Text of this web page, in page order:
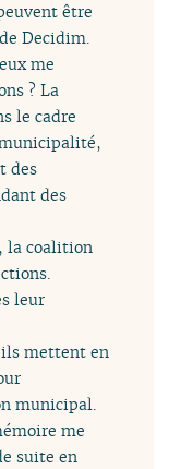
être
Decidim.
me
? La
le cadre
des
des
la coalition
leur
ils mettent en
municipal.
me
suite en